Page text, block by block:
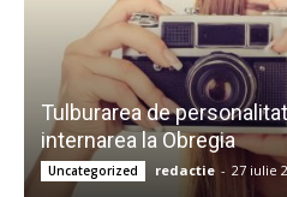
Tulburarea de
internarea la Obregia
Uncategorized redactie - 27 iulie